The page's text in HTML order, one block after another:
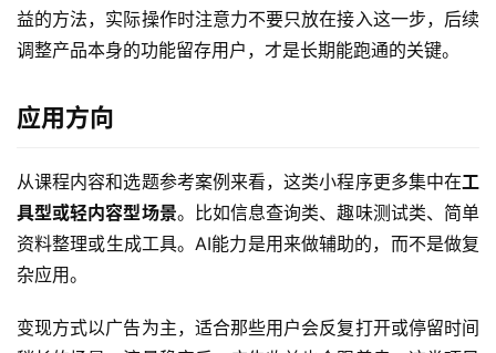
首
页
网
益的方法，实际操作时注意力不要只放在接入这一步，后续
调整产品本身的功能留存用户，才是长期能跑通的关键。
应用方向
从课程内容和选题参考案例来看，这类小程序更多集中在工
具型或轻内容型场景。比如信息查询类、趣味测试类、简单
资料整理或生成工具。AI能力是用来做辅助的，而不是做复
杂应用。
变现方式以广告为主，适合那些用户会反复打开或停留时间